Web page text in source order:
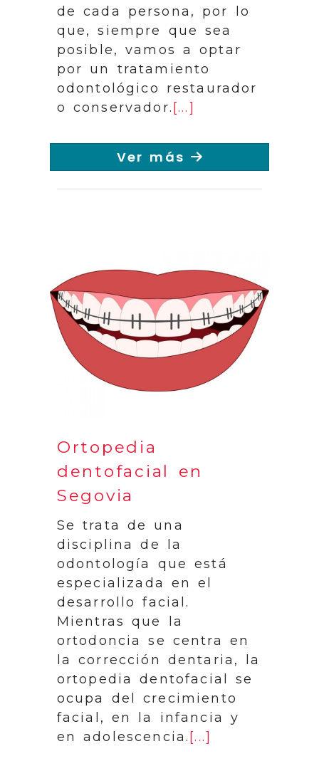
de cada persona, por lo
que, siempre que sea
posible, vamos a optar
por un tratamiento
odontológico restaurador
o conservador. [...]
Ver más
Ortopedia
dentofacial en
Segovia
Se trata de una
disciplina de la
odontología que está
especializada en el
desarrollo facial.
Mientras que la
ortodoncia se centra en
la corrección dentaria, la
ortopedia dentofacial se
ocupa del crecimiento
facial, en la infancia y
en adolescencia. [...]